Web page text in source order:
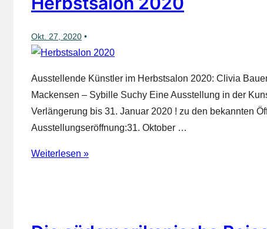
Okt. 27, 2020
Ausstellende Künstler im Herbstsalon 2020: Clivia
Mackensen – Sybille Suchy Eine Ausstellung in der
Verlängerung bis 31. Januar 2020 ! zu den bekannten
Ausstellungseröffnung:31. Oktober …
Herbstsalon
Weiterlesen »